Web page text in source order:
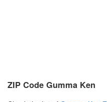
ZIP Code Gumma Ken